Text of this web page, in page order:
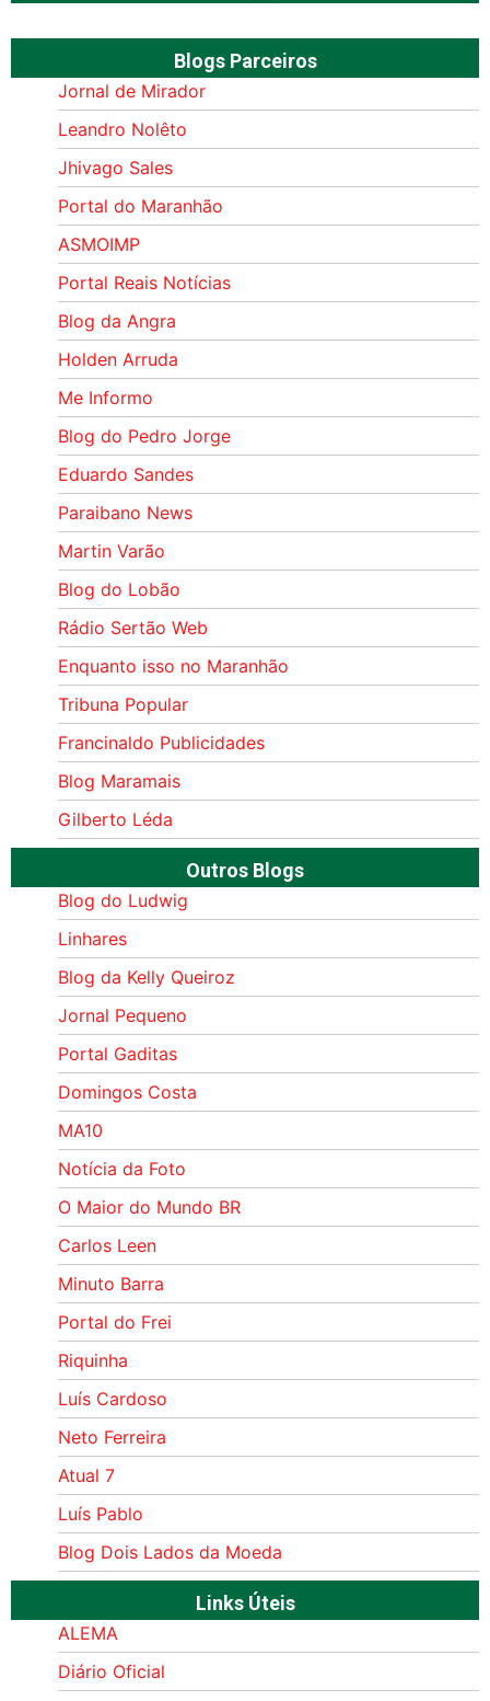
Blogs Parceiros
Jornal de Mirador
Leandro Nolêto
Jhivago Sales
Portal do Maranhão
ASMOIMP
Portal Reais Notí­cias
Blog da Angra
Holden Arruda
Me Informo
Blog do Pedro Jorge
Eduardo Sandes
Paraibano News
Martin Varão
Blog do Lobão
Rádio Sertão Web
Enquanto isso no Maranhão
Tribuna Popular
Francinaldo Publicidades
Blog Maramais
Gilberto Léda
Outros Blogs
Blog do Ludwig
Linhares
Blog da Kelly Queiroz
Jornal Pequeno
Portal Gaditas
Domingos Costa
MA10
Notícia da Foto
O Maior do Mundo BR
Carlos Leen
Minuto Barra
Portal do Frei
Riquinha
Luís Cardoso
Neto Ferreira
Atual 7
Luís Pablo
Blog Dois Lados da Moeda
Links Úteis
ALEMA
Diário Oficial